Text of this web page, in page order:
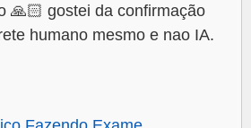
🙏🏻 gostei da confirmação
humano mesmo e nao IA.